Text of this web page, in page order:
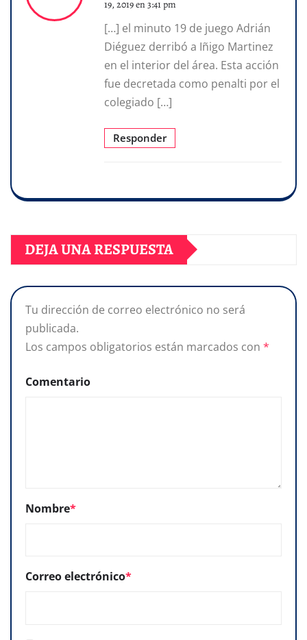
19, 2019 en 3:41 pm
[…] el minuto 19 de juego Adrián
Diéguez derribó a Iñigo Martinez
en el interior del área. Esta acción
fue decretada como penalti por el
colegiado […]
Responder
DEJA UNA RESPUESTA
Tu dirección de correo electrónico no será
publicada.
Los campos obligatorios están marcados con *
Comentario
Nombre*
Correo electrónico*